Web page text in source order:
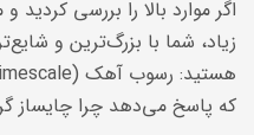
اگر موارد بالا را بررسی
زیاد، شما با بزرگ‌ترین و
که پاسخ می‌دهد چرا چایساز